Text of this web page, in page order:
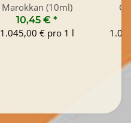
Marokkan (10ml)
10,45 € *
1.045,00 € pro 1 l